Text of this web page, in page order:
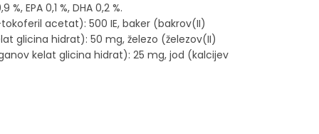
EPA 0,1 %, DHA 0,2 %.
acetat): 500 IE, baker (bakrov(II)
glicina hidrat): 50 mg, železo (železov(II)
kelat glicina hidrat): 25 mg, jod (kalcijev